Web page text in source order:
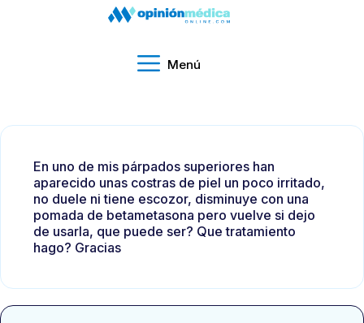
Menú
En uno de mis párpados superiores han
aparecido unas costras de piel un poco irritado,
no duele ni tiene escozor, disminuye con una
pomada de betametasona pero vuelve si dejo
de usarla, que puede ser? Que tratamiento
hago? Gracias